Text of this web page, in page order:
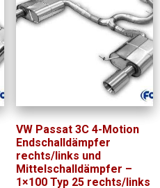
VW Passat 3C 4-Motion
Endschalldämpfer
rechts/links und
Mittelschalldämpfer –
1×100 Typ 25 rechts/links